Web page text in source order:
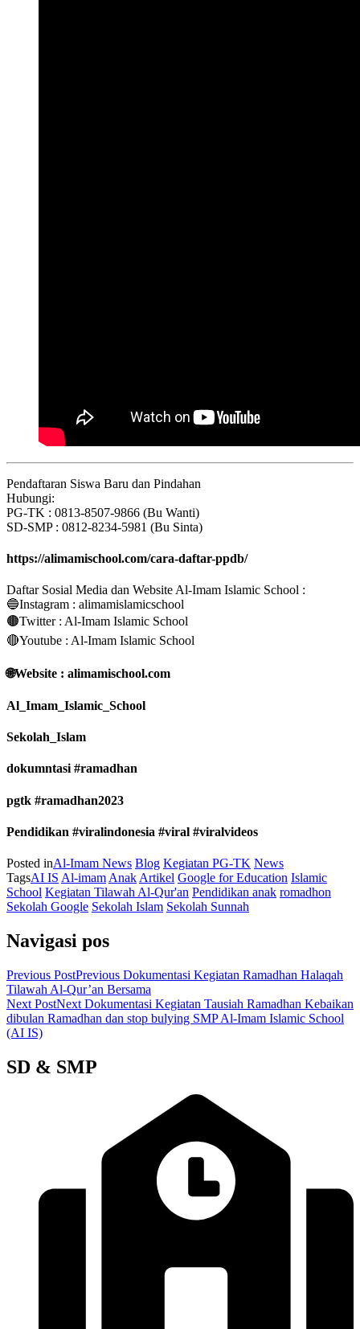
Pendaftaran Siswa Baru dan Pindahan
Hubungi:
PG-TK : 0813-8507-9866 (Bu Wanti)
SD-SMP : 0812-8234-5981 (Bu Sinta)
https://alimamischool.com/cara-daftar-ppdb/
Daftar Sosial Media dan Website Al-Imam Islamic School :
🔵Instagram : alimamislamicschool
🟤Twitter : Al-Imam Islamic School
🔴Youtube : Al-Imam Islamic School
🌐Website : alimamischool.com
Al_Imam_Islamic_School
Sekolah_Islam
dokumntasi #ramadhan
pgtk #ramadhan2023
Pendidikan #viralindonesia #viral #viralvideos
Posted inAl-Imam News Blog Kegiatan PG-TK News
TagsAI IS Al-imam Anak Artikel Google for Education Islamic
School Kegiatan Tilawah Al-Qur'an Pendidikan anak romadhon
Sekolah Google Sekolah Islam Sekolah Sunnah
Navigasi pos
Previous PostPrevious Dokumentasi Kegiatan Ramadhan Halaqah
Tilawah Al-Qur’an Bersama
Next PostNext Dokumentasi Kegiatan Tausiah Ramadhan Kebaikan
dibulan Ramadhan dan stop bulying SMP Al-Imam Islamic School
(AI IS)
SD & SMP